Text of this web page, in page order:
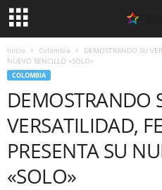
Inicio Colombia
DEMOSTRANDO SU
NUEVO SENCILLO «SOLO»
COLOMBIA
DEMOSTRANDO
VERSATILIDAD,
PRESENTA SU
«SOLO»